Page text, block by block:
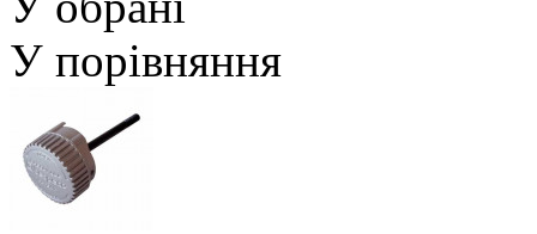
У порівняння